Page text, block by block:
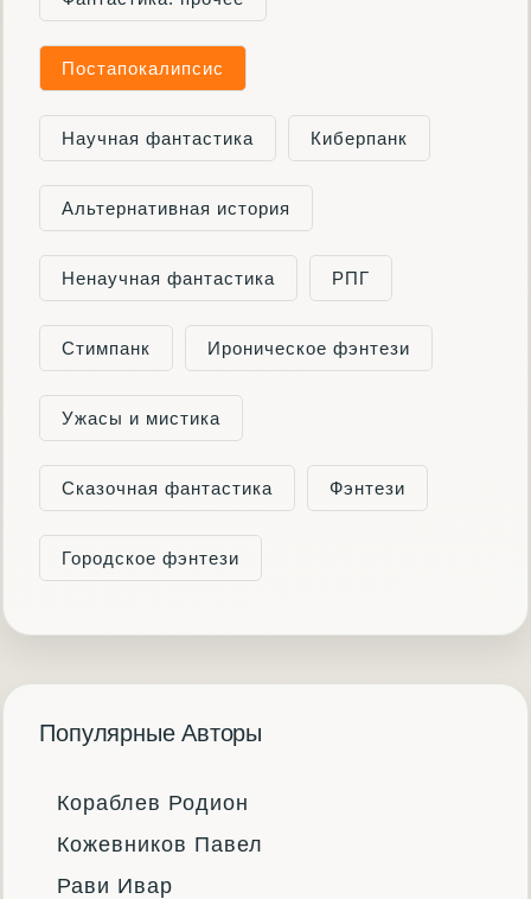
Постапокалипсис
Научная фантастика Киберпанк
Альтернативная история
Ненаучная фантастика РПГ
Стимпанк Ироническое фэнтези
Ужасы и мистика
Сказочная фантастика Фэнтези
Городское фэнтези
Популярные Авторы
Кораблев Родион
Кожевников Павел
Рави Ивар